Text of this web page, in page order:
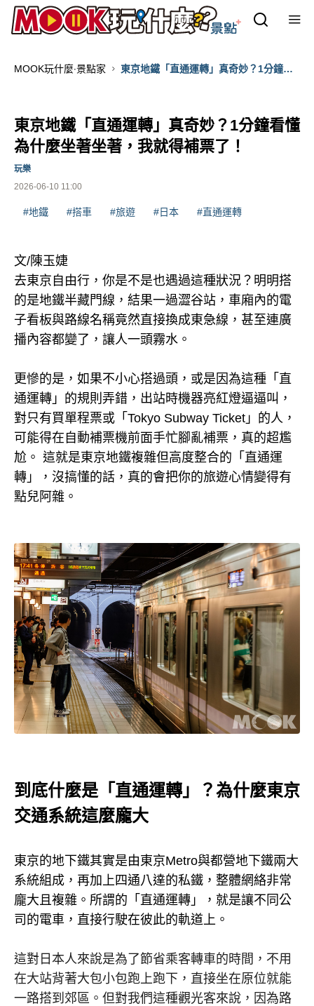
MOOK玩什麼‧景點家
東京地鐵「直通運轉」真奇妙？1分鐘看
東京地鐵「直通運轉」真奇妙？1分鐘看懂
為什麼坐著坐著，我就得補票了！
2026-06-10 11:00
玩樂
#地鐵 #搭車 #旅遊 #日本 #直通運轉
文/陳玉婕
去東京自由行，你是不是也遇過這種狀況？明明搭
的是地鐵半藏門線，結果一過澀谷站，車廂內的電
子看板與路線名稱竟然直接換成東急線，甚至連廣
播內容都變了，讓人一頭霧水。
更慘的是，如果不小心搭過頭，或是因為這種「直
通運轉」的規則弄錯，出站時機器亮紅燈逼逼叫，
對只有買單程票或「Tokyo Subway Ticket」的人，
可能得在自動補票機前面手忙腳亂補票，真的超尷
尬。 這就是東京地鐵複雜但高度整合的「直通運
轉」，沒搞懂的話，真的會把你的旅遊心情變得有
點兒阿雜。
到底什麼是「直通運轉」？為什麼東京
交通系統這麼龐大
東京的地下鐵其實是由東京Metro與都營地下鐵兩大
系統組成，再加上四通八達的私鐵，整體網絡非常
龐大且複雜。所謂的「直通運轉」，就是讓不同公
司的電車，直接行駛在彼此的軌道上。
這對日本人來說是為了節省乘客轉車的時間，不用
在大站背著大包小包跑上跑下，直接坐在原位就能
一路搭到郊區。但對我們這種觀光客來說，因為路